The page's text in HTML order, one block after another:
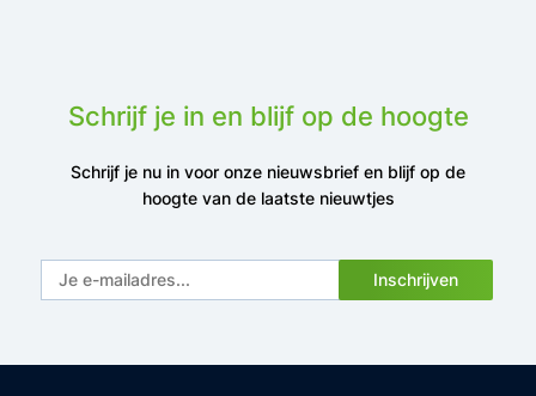
Schrijf je in en blijf op de hoogte
Schrijf je nu in voor onze nieuwsbrief en blijf op de
hoogte van de laatste nieuwtjes
Inschrijven